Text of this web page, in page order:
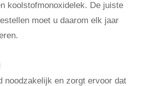
koolstofmonoxidelek. De juiste
moet u daarom elk jaar
noodzakelijk en zorgt ervoor dat